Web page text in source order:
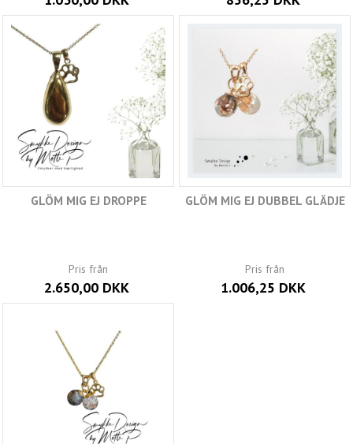
GLÖM MIG EJ DROPPE
Pris från
2.650,00 DKK
GLÖM MIG EJ DUBBEL GLÄDJE
Pris från
1.006,25 DKK